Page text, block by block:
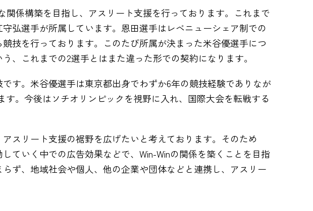
係構築を目指し、アスリート支援を行っております。これまで
弘選手が所属しています。恩田選手はレベニューシェア制での
技を行っております。このたび所属が決まった米谷優選手につ
、これまでの2選手とはまた違った形での契約になります。
す。米谷優選手は東京都出身でわずか6年の競技経験でありなが
。今後はソチオリンピックを視野に入れ、国際大会を転戦する
スリート支援の裾野を広げたいと考えております。そのため
ていく中での広告効果などで、Win-Winの関係を築くことを目指
ず、地域社会や個人、他の企業や団体などと連携し、アスリー